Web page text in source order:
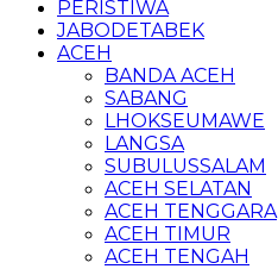
PERISTIWA
JABODETABEK
ACEH
BANDA ACEH
SABANG
LHOKSEUMAWE
LANGSA
SUBULUSSALAM
ACEH SELATAN
ACEH TENGGARA
ACEH TIMUR
ACEH TENGAH